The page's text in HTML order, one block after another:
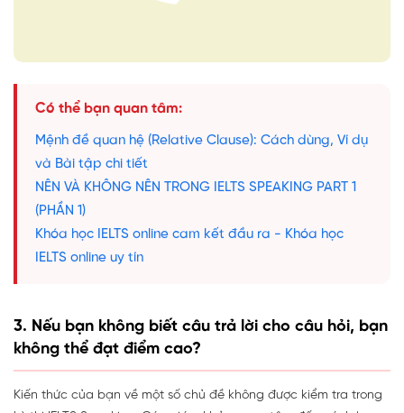
Có thể bạn quan tâm:
Mệnh đề quan hệ (Relative Clause): Cách dùng, Ví dụ
và Bài tập chi tiết
NÊN VÀ KHÔNG NÊN TRONG IELTS SPEAKING PART 1
(PHẦN 1)
Khóa học IELTS online cam kết đầu ra - Khóa học
IELTS online uy tín
3. Nếu bạn không biết câu trả lời cho câu hỏi, bạn
không thể đạt điểm cao?
Kiến thức của bạn về một số chủ đề không được kiểm tra trong